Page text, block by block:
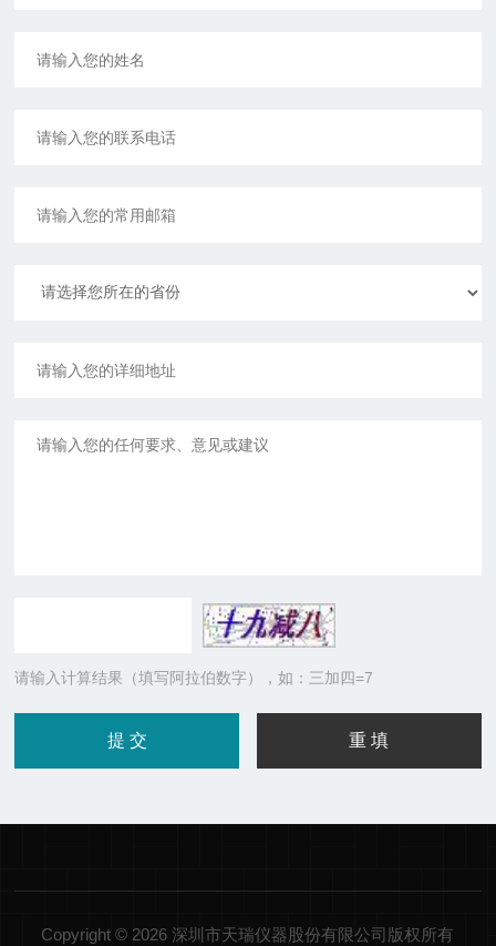
请输入计算结果（填写阿拉伯数字），如：三加四=7
Copyright © 2026 深圳市天瑞仪器股份有限公司版权所有